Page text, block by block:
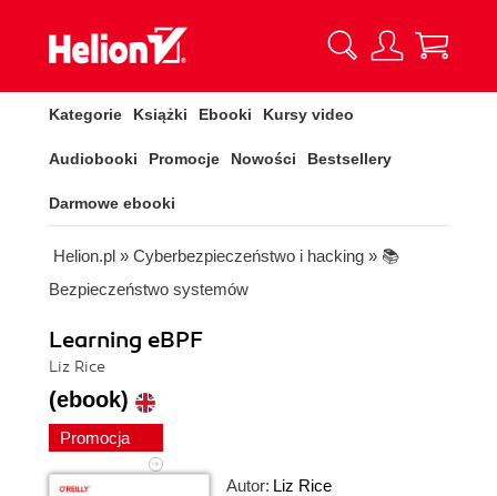
Kategorie Książki Ebooki Kursy video
Audiobooki Promocje Nowości Bestsellery
Darmowe ebooki
Helion.pl » Cyberbezpieczeństwo i hacking » 📚
Bezpieczeństwo systemów
Learning eBPF
Liz Rice
(ebook)
Promocja
Autor: Liz Rice